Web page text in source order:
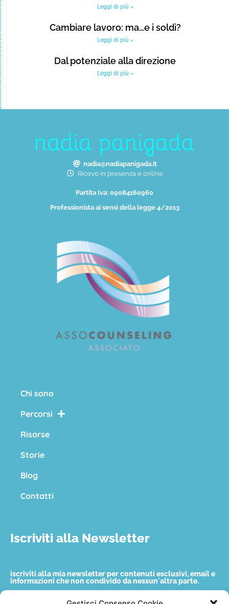
Leggi di più »
Cambiare lavoro: ma…e i soldi?
Leggi di più »
Dal potenziale alla direzione
Leggi di più »
nadia@nadiapanigada.it
Ricevo in presenza e online
Partita Iva: 09084160960
Professionista ai sensi della legge 4/2013
Chi sono
Percorsi
Risorse
Storie
Blog
Contatti
Iscriviti alla Newsletter
iscriviti alla mia newsletter per contenuti esclusivi, email e
informazioni che non condivido da nessun'altra parte.